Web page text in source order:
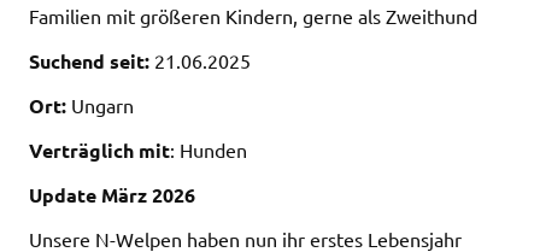
Familien mit größeren Kindern, gerne als Zweithund
Suchend seit: 21.06.2025
Ort: Ungarn
Verträglich mit: Hunden
Update März 2026
Unsere N-Welpen haben nun ihr erstes Lebensjahr